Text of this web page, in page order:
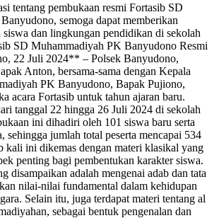
tentang pembukaan resmi Fortasib SD
semoga dapat memberikan
siswa dan lingkungan pendidikan di sekolah
SD Muhammadiyah PK Banyudono Resmi
22 Juli 2024** – Polsek Banyudono,
Anton, bersama-sama dengan Kepala
PK Banyudono, Bapak Pujiono,
acara Fortasib untuk tahun ajaran baru.
tanggal 22 hingga 26 Juli 2024 di sekolah
ini dihadiri oleh 101 siswa baru serta
sehingga jumlah total peserta mencapai 534
kali ini dikemas dengan materi klasikal yang
penting bagi pembentukan karakter siswa.
disampaikan adalah mengenai adab dan tata
nilai-nilai fundamental dalam kehidupan
Selain itu, juga terdapat materi tentang al
sebagai bentuk pengenalan dan